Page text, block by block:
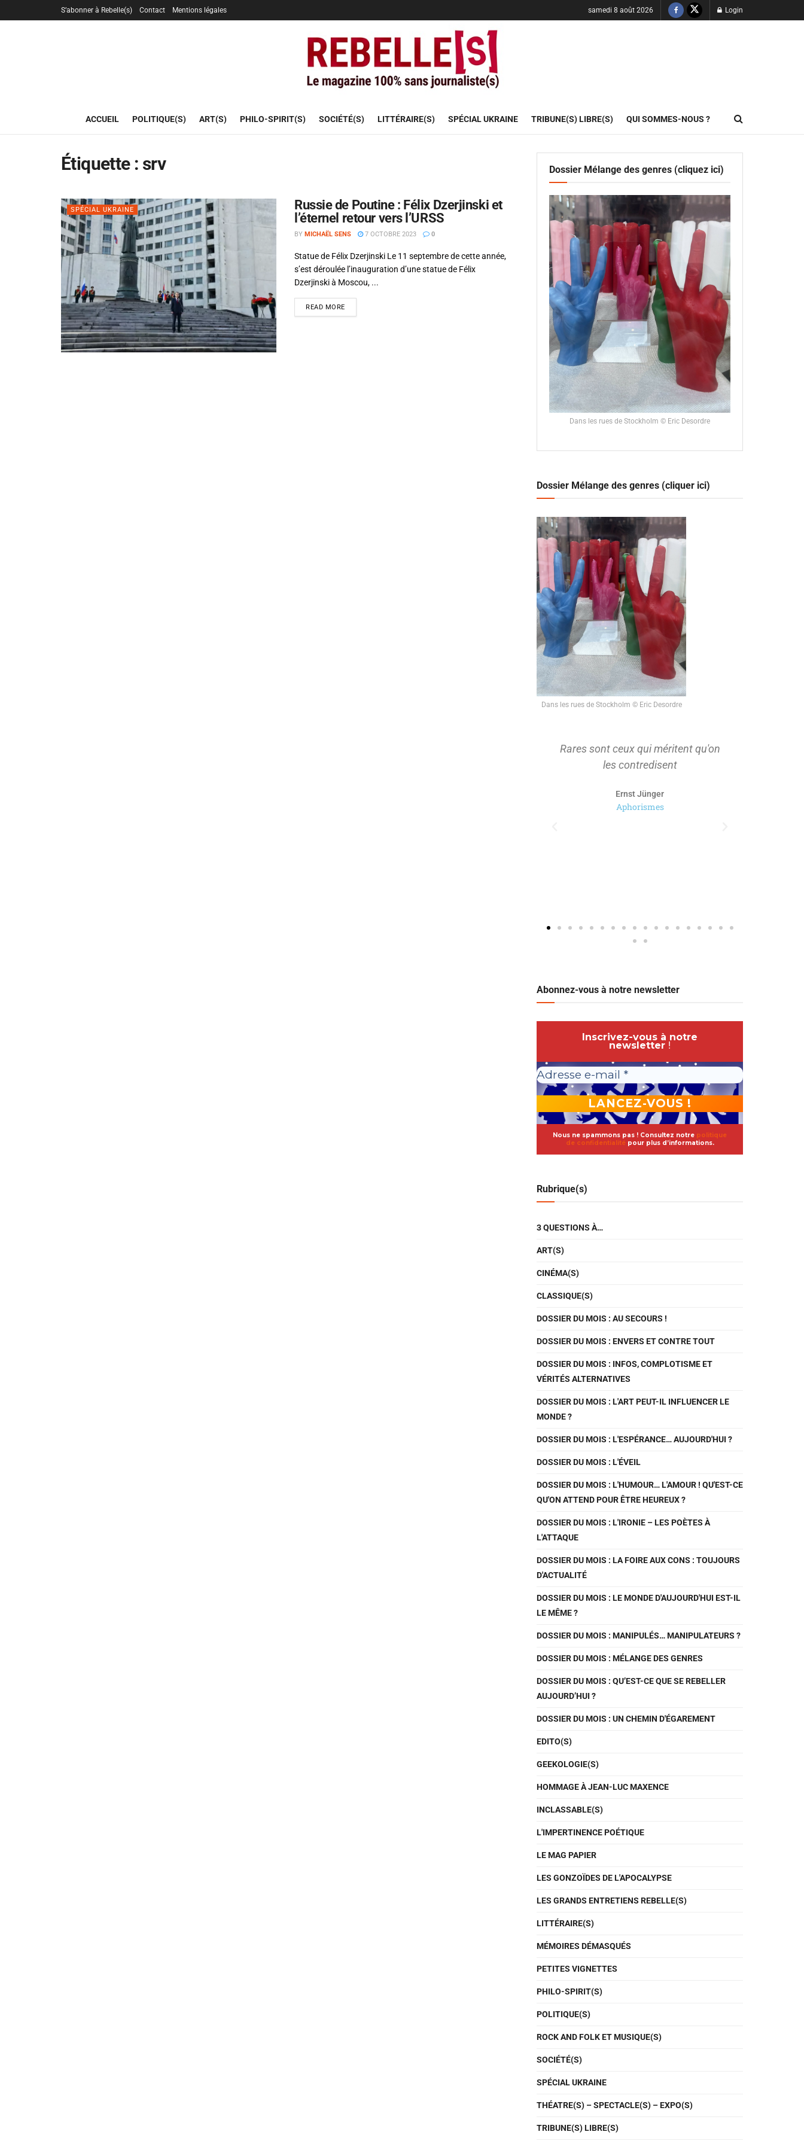
S’abonner à Rebelle(s) Contact Mentions légales samedi 8 août 2026 Login
ACCUEIL POLITIQUE(S) ART(S) PHILO-SPIRIT(S) SOCIÉTÉ(S) LITTÉRAIRE(S) SPÉCIAL UKRAINE TRIBUNE(S) LIBRE(S) QUI SOMMES-NOUS ?
Étiquette : srv
SPÉCIAL UKRAINE
Russie de Poutine : Félix Dzerjinski et
l’éternel retour vers l’URSS
BY MICHAËL SENS 7 OCTOBRE 2023 0
Statue de Félix Dzerjinski Le 11 septembre de cette année,
s’est déroulée l’inauguration d’une statue de Félix
Dzerjinski à Moscou, ...
READ MORE
Dossier Mélange des genres (cliquez ici)
Dans les rues de Stockholm © Eric Desordre
Dossier Mélange des genres (cliquer ici)
Dans les rues de Stockholm © Eric Desordre
Rares sont ceux qui méritent qu'on
les contredisent
Ernst Jünger
Aphorismes
Abonnez-vous à notre newsletter
Inscrivez-vous à notre
newsletter !
Nous ne spammons pas ! Consultez notre politique
de confidentialité pour plus d’informations.
Rubrique(s)
3 QUESTIONS À…
ART(S)
CINÉMA(S)
CLASSIQUE(S)
DOSSIER DU MOIS : AU SECOURS !
DOSSIER DU MOIS : ENVERS ET CONTRE TOUT
DOSSIER DU MOIS : INFOS, COMPLOTISME ET
VÉRITÉS ALTERNATIVES
DOSSIER DU MOIS : L'ART PEUT-IL INFLUENCER LE
MONDE ?
DOSSIER DU MOIS : L'ESPÉRANCE… AUJOURD'HUI ?
DOSSIER DU MOIS : L'ÉVEIL
DOSSIER DU MOIS : L'HUMOUR… L'AMOUR ! QU'EST-CE
QU'ON ATTEND POUR ÊTRE HEUREUX ?
DOSSIER DU MOIS : L'IRONIE – LES POÈTES À
L'ATTAQUE
DOSSIER DU MOIS : LA FOIRE AUX CONS : TOUJOURS
D'ACTUALITÉ
DOSSIER DU MOIS : LE MONDE D'AUJOURD'HUI EST-IL
LE MÊME ?
DOSSIER DU MOIS : MANIPULÉS… MANIPULATEURS ?
DOSSIER DU MOIS : MÉLANGE DES GENRES
DOSSIER DU MOIS : QU’EST-CE QUE SE REBELLER
AUJOURD’HUI ?
DOSSIER DU MOIS : UN CHEMIN D'ÉGAREMENT
EDITO(S)
GEEKOLOGIE(S)
HOMMAGE À JEAN-LUC MAXENCE
INCLASSABLE(S)
L'IMPERTINENCE POÉTIQUE
LE MAG PAPIER
LES GONZOÏDES DE L'APOCALYPSE
LES GRANDS ENTRETIENS REBELLE(S)
LITTÉRAIRE(S)
MÉMOIRES DÉMASQUÉS
PETITES VIGNETTES
PHILO-SPIRIT(S)
POLITIQUE(S)
ROCK AND FOLK ET MUSIQUE(S)
SOCIÉTÉ(S)
SPÉCIAL UKRAINE
THÉATRE(S) – SPECTACLE(S) – EXPO(S)
TRIBUNE(S) LIBRE(S)